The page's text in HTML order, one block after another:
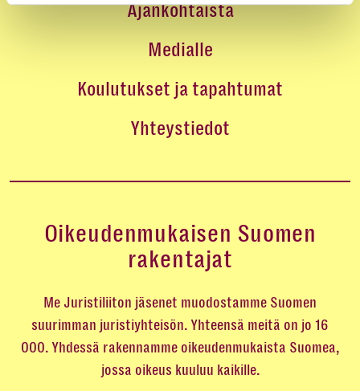
Ajankohtaista
Medialle
Koulutukset ja tapahtumat
Yhteystiedot
Oikeudenmukaisen Suomen
rakentajat
Me Juristiliiton jäsenet muodostamme Suomen
suurimman juristiyhteisön. Yhteensä meitä on jo 16
000. Yhdessä rakennamme oikeudenmukaista Suomea,
jossa oikeus kuuluu kaikille.